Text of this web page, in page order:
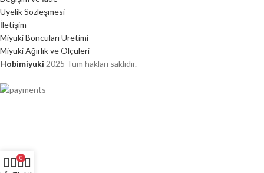
Üyelik Sözleşmesi
İletişim
Miyuki Boncuları Üretimi
Miyuki Ağırlık ve Ölçüleri
Hobimiyuki 2025 Tüm hakları saklıdır.
0